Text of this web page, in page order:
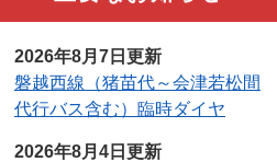
2026年8月7日更新
磐越西線（猪苗代～会津若松間
代行バス含む）臨時ダイヤ
2026年8月4日更新